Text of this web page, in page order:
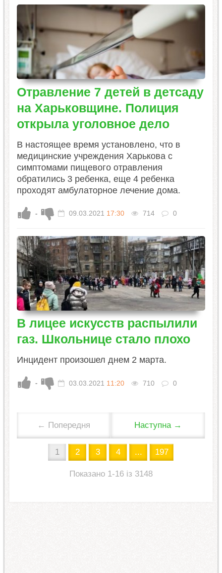
Отравление 7 детей в детсаду
на Харьковщине. Полиция
открыла уголовное дело
В настоящее время установлено, что в
медицинские учреждения Харькова с
симптомами пищевого отравления
обратились 3 ребенка, еще 4 ребенка
проходят амбулаторное лечение дома.
- 09.03.2021 17:30 714 0
В лицее искусств распылили
газ. Школьнице стало плохо
Инцидент произошел днем 2 марта.
- 03.03.2021 11:20 710 0
← Попередня Наступна →
1 2 3 4 ... 197
Показано 1-16 із 3148